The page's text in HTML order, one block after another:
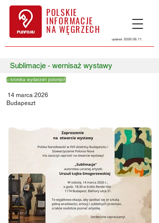
POLSKIE
INFORMACJE
NA WĘGRZECH
updated: 2026.06.11.
Sublimacje - wernisaż wystawy
< kronika wydarzeń polonijch
14 marca 2026
Budapeszt